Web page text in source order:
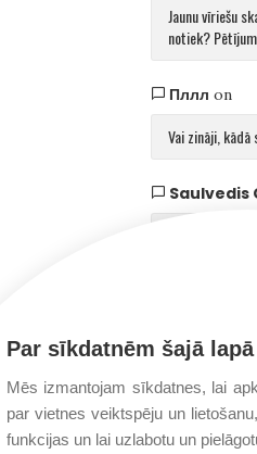
Jaunu vīriešu
notiek?
Пллл on
Vai zināji,
Saulvedis
Arhibīskaps
Par sīkdatnēm šajā lapā
Mēs izmantojam sīkdatnes, lai
par vietnes veiktspēju un
funkcijas un lai uzlabotu un